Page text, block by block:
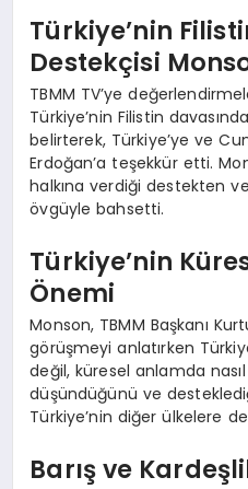
Türkiye’nin
Destekçisi
TBMM TV’ye
Türkiye’nin Filistin
belirterek, Türkiye’ye ve
Erdoğan’a teşekkür etti.
halkına verdiği destekten
övgüyle bahsetti.
Türkiye’nin
Önemi
Monson, TBMM Başkanı
görüşmeyi anlatırken
değil, küresel anlamda
düşündüğünü ve
Türkiye’nin diğer ülkelere
Barış ve